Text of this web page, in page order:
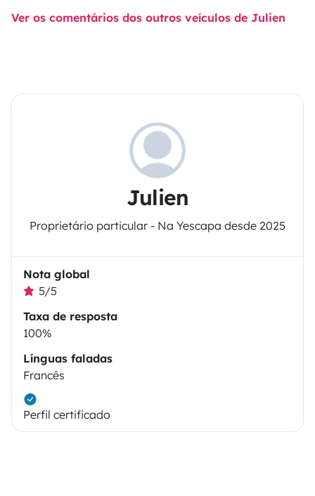
Ver os comentários dos outros veículos de Julien
Julien
Proprietário particular - Na Yescapa desde 2025
Nota global
5/5
Taxa de resposta
100%
Línguas faladas
Francês
Perfil certificado